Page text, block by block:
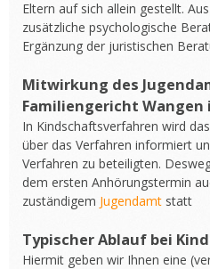
Eltern auf sich allein gestellt.
zusätzliche psychologische
Ergänzung der juristischen
Mitwirkung des
Familiengericht Wangen
In Kindschaftsverfahren wird
über das Verfahren informiert
Verfahren zu beteiligten.
dem ersten Anhörungstermin
zuständigem Jugendamt statt
Typischer Ablauf bei
Hiermit geben wir Ihnen eine